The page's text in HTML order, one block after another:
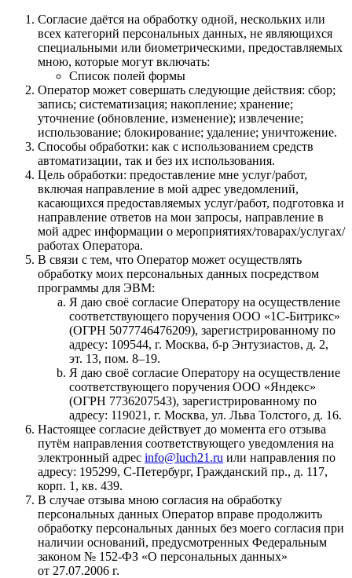
Согласие даётся на обработку одной, нескольких или
всех категорий персональных данных, не являющихся
специальными или биометрическими, предоставляемых
мною, которые могут включать:
Список полей формы
Оператор может совершать следующие действия: сбор;
запись; систематизация; накопление; хранение;
уточнение (обновление, изменение); извлечение;
использование; блокирование; удаление; уничтожение.
Способы обработки: как с использованием средств
автоматизации, так и без их использования.
Цель обработки: предоставление мне услуг/работ,
включая направление в мой адрес уведомлений,
касающихся предоставляемых услуг/работ, подготовка и
направление ответов на мои запросы, направление в
мой адрес информации о мероприятиях/товарах/услугах/
работах Оператора.
В связи с тем, что Оператор может осуществлять
обработку моих персональных данных посредством
программы для ЭВМ:
Я даю своё согласие Оператору на осуществление
соответствующего поручения ООО «1С‑Битрикс»
(ОГРН 5077746476209), зарегистрированному по
адресу: 109544, г. Москва, б‑р Энтузиастов, д. 2,
эт. 13, пом. 8–19.
Я даю своё согласие Оператору на осуществление
соответствующего поручения ООО «Яндекс»
(ОГРН 7736207543), зарегистрированному по
адресу: 119021, г. Москва, ул. Льва Толстого, д. 16.
Настоящее согласие действует до момента его отзыва
путём направления соответствующего уведомления на
электронный адрес info@luch21.ru или направления по
адресу: 195299, С‑Петербург, Гражданский пр., д. 117,
корп. 1, кв. 439.
В случае отзыва мною согласия на обработку
персональных данных Оператор вправе продолжить
обработку персональных данных без моего согласия при
наличии оснований, предусмотренных Федеральным
законом № 152‑ФЗ «О персональных данных»
от 27.07.2006 г.